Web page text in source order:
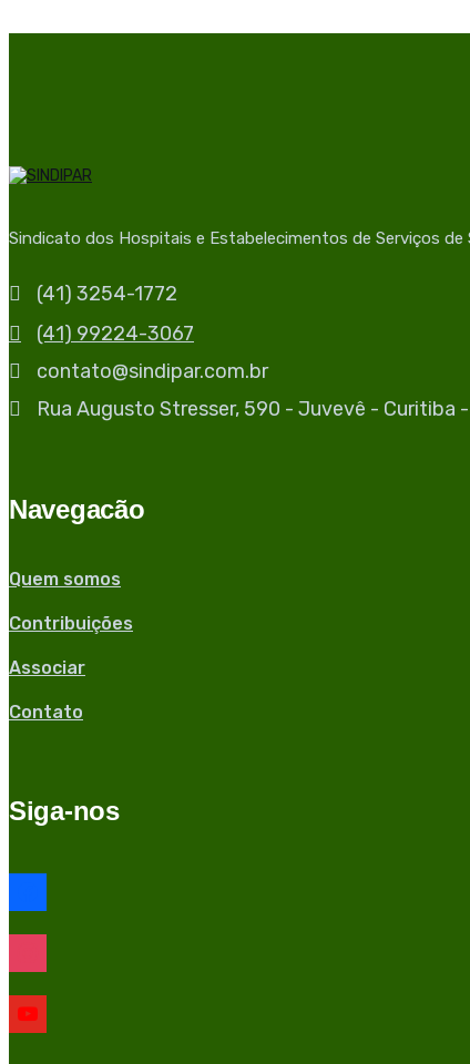
Sindicato dos Hospitais e Estabelecimentos de Serviços de
(41) 3254-1772
(41) 99224-3067
contato@sindipar.com.br
Rua Augusto Stresser, 590 - Juvevê - Curitiba
Navegacão
Quem somos
Contribuições
Associar
Contato
Siga-nos
facebook
instagram
youtube